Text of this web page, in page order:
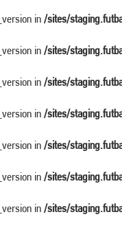
in /sites/
in /sites/
in /sites/
in /sites/
in /sites/
in /sites/
in /sites/